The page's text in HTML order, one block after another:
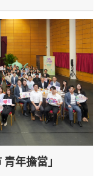
年擔當」